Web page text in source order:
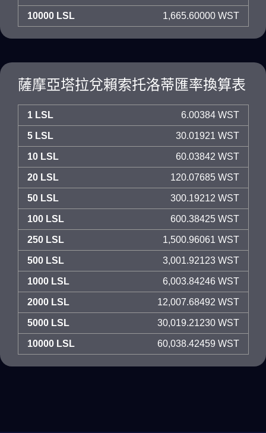
10000 LSL 1,665.60000 WST
薩摩亞塔拉兌賴索托洛蒂匯率換算表
1 LSL 6.00384 WST
5 LSL 30.01921 WST
10 LSL 60.03842 WST
20 LSL 120.07685 WST
50 LSL 300.19212 WST
100 LSL 600.38425 WST
250 LSL 1,500.96061 WST
500 LSL 3,001.92123 WST
1000 LSL 6,003.84246 WST
2000 LSL 12,007.68492 WST
5000 LSL 30,019.21230 WST
10000 LSL 60,038.42459 WST